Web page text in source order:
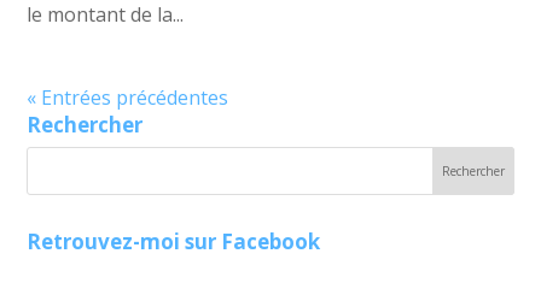
le montant de la...
« Entrées précédentes
Rechercher
Retrouvez-moi sur Facebook